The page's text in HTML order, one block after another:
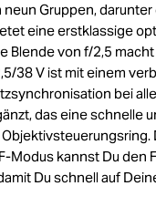
Gruppen,
eine erstklassige
Blende von f/2,5
38 V ist mit einem
bei
das eine schnelle
Modus kannst Du
Du schnell auf